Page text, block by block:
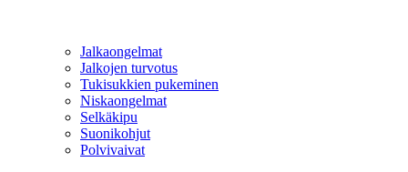
Jalkaongelmat
Jalkojen turvotus
Tukisukkien pukeminen
Niskaongelmat
Selkäkipu
Suonikohjut
Polvivaivat